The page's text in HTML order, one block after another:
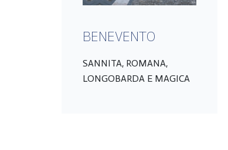
BENEVENTO
SANNITA, ROMANA,
LONGOBARDA E MAGICA